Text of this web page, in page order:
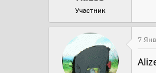
Участник
7